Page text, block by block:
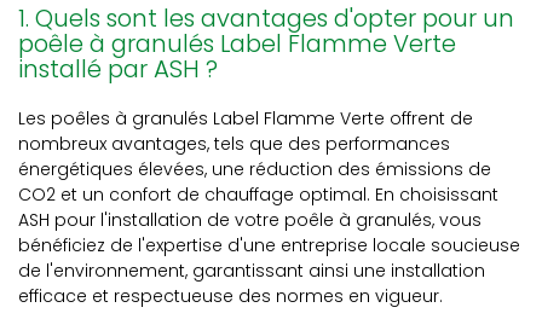
1. Quels sont les avantages d'opter pour un
poêle à granulés Label Flamme Verte
installé par ASH ?
Les poêles à granulés Label Flamme Verte offrent de
nombreux avantages, tels que des performances
énergétiques élevées, une réduction des émissions de
CO2 et un confort de chauffage optimal. En choisissant
ASH pour l'installation de votre poêle à granulés, vous
bénéficiez de l'expertise d'une entreprise locale soucieuse
de l'environnement, garantissant ainsi une installation
efficace et respectueuse des normes en vigueur.